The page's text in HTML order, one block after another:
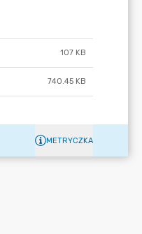
107 KB
740.45 KB
METRYCZKA